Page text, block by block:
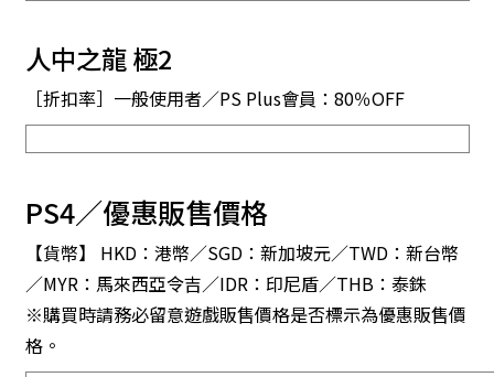
人中之龍 極2
［折扣率］一般使用者／PS Plus會員：80％OFF
PS4／優惠販售價格
【貨幣】 HKD：港幣／SGD：新加坡元／TWD：新台幣
／MYR：馬來西亞令吉／IDR：印尼盾／THB：泰銖
※購買時請務必留意遊戲販售價格是否標示為優惠販售價
格。